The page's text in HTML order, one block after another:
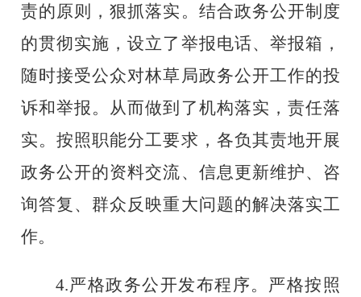
责的原则，狠抓落实。结合政务公开制度
的贯彻实施，设立了举报电话、举报箱，
随时接受公众对林草局政务公开工作的投
诉和举报。从而做到了机构落实，责任落
实。按照职能分工要求，各负其责地开展
政务公开的资料交流、信息更新维护、咨
询答复、群众反映重大问题的解决落实工
作。
4.严格政务公开发布程序。严格按照